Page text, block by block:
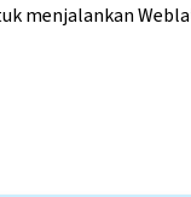
menjalankan